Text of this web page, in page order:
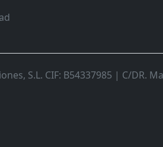
S.L. CIF: B54337985 | C/DR.